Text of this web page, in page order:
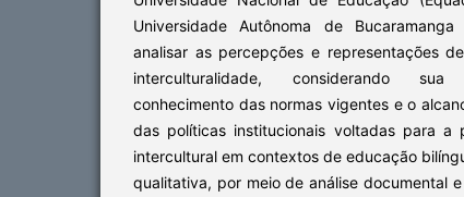
Universidade Autônoma de
analisar as percepções e representações
interculturalidade, considerando sua
conhecimento das normas vigentes e o
das políticas institucionais voltadas para a
intercultural em contextos de educação
qualitativa, por meio de análise documental